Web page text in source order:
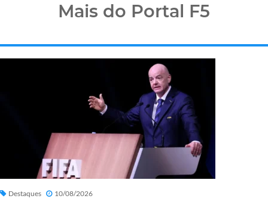
Mais do Portal F5
Destaques 10/08/2026